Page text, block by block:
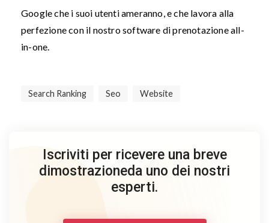
Google che i suoi utenti ameranno, e che lavora alla
perfezione con il nostro software di prenotazione all-
in-one.
Search Ranking Seo Website
Iscriviti per ricevere una breve
dimostrazioneda uno dei nostri
esperti.